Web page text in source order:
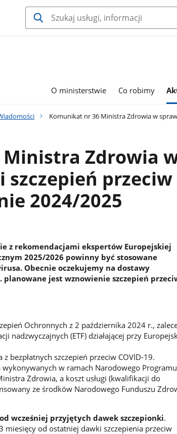
O ministerstwie Co robimy
Komunikat nr 36 Ministra Zdrowia w
Zdrowia
przeciw
2024/2025
z rekomendacjami ekspertów Europejskiej
2025/2026 powinny być stosowane
Obecnie oczekujemy na dostawy
planowane jest wznowienie szczepień
Ochronnych z 2 października 2024 r.,
nadzwyczajnych (ETF) działającej przy
bezpłatnych szczepień przeciw COVID-19.
w ramach Narodowego Programu
Zdrowia, a koszt usługi (kwalifikacji do
ze środków Narodowego Funduszu
wcześniej przyjętych dawek szczepionki.
miesięcy od ostatniej dawki szczepienia przeciw